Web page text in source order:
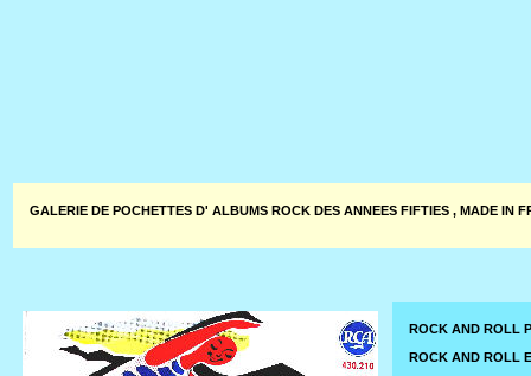
GALERIE DE POCHETTES D' ALBUMS ROCK DES ANNEES FIFTIES , MADE IN
ROCK AND ROLL
ROCK AND ROLL